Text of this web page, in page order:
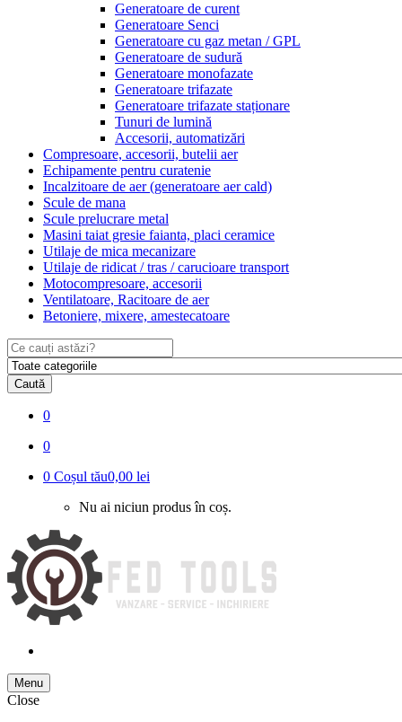
Generatoare de curent
Generatoare Senci
Generatoare cu gaz metan / GPL
Generatoare de sudură
Generatoare monofazate
Generatoare trifazate
Generatoare trifazate staționare
Tunuri de lumină
Accesorii, automatizări
Compresoare, accesorii, butelii aer
Echipamente pentru curatenie
Incalzitoare de aer (generatoare aer cald)
Scule de mana
Scule prelucrare metal
Masini taiat gresie faianta, placi ceramice
Utilaje de mica mecanizare
Utilaje de ridicat / tras / carucioare transport
Motocompresoare, accesorii
Ventilatoare, Racitoare de aer
Betoniere, mixere, amestecatoare
Search
for:
Caută
0
0
0 Coșul tău0,00 lei
Nu ai niciun produs în coș.
Menu
Close